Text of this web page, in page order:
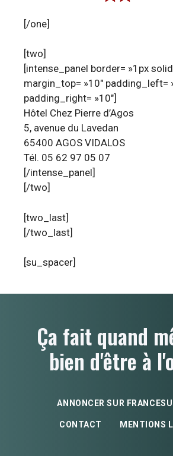
[/one]
[two]
[intense_panel border= »1px
margin_top= »10″ padding_left=
padding_right= »10″]
Hôtel Chez Pierre d’Agos
5, avenue du Lavedan
65400 AGOS VIDALOS
Tél. 05 62 97 05 07
[/intense_panel]
[/two]
[two_last]
[/two_last]
[su_spacer]
Ça fait quand
bien d'être à
ANNONCER SUR
CONTACT MENTIONS